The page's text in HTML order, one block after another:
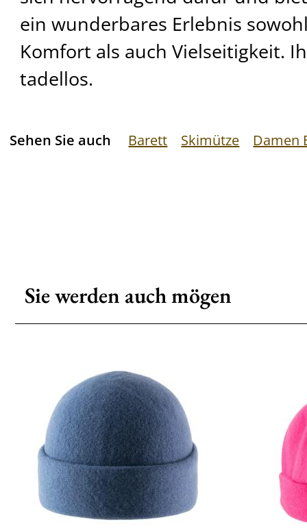
ein wunderbares Erlebnis
Komfort als auch Vielseitigkeit.
tadellos.
Sehen Sie auch Barett Skimütze Damen
Sie werden auch mögen